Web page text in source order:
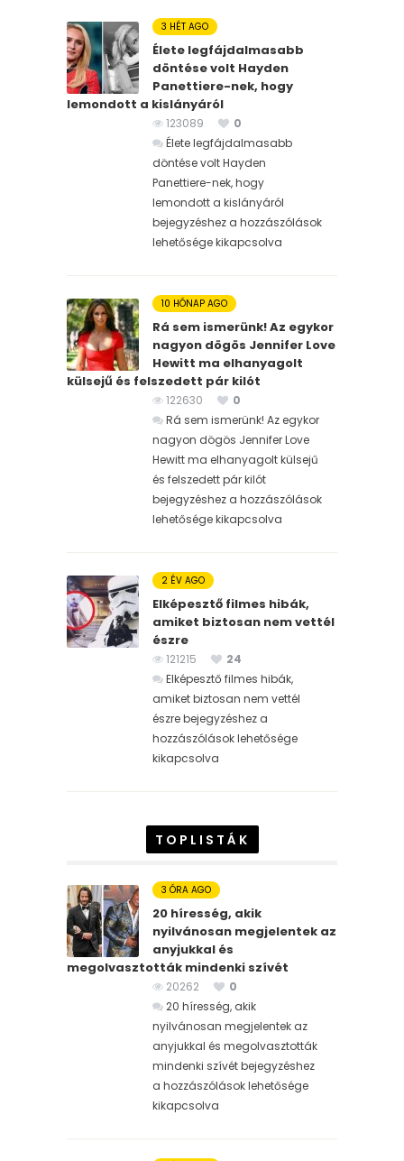
3 HÉT AGO
Élete legfájdalmasabb
döntése volt Hayden
Panettiere-nek, hogy
lemondott a kislányáról
123089
0
Élete legfájdalmasabb
döntése volt Hayden
Panettiere-nek, hogy
lemondott a kislányáról
bejegyzéshez a hozzászólások
lehetősége kikapcsolva
10 HÓNAP AGO
Rá sem ismerünk! Az egykor
nagyon dögös Jennifer Love
Hewitt ma elhanyagolt
külsejű és felszedett pár kilót
122630
0
Rá sem ismerünk! Az egykor
nagyon dögös Jennifer Love
Hewitt ma elhanyagolt külsejű
és felszedett pár kilót
bejegyzéshez a hozzászólások
lehetősége kikapcsolva
2 ÉV AGO
Elképesztő filmes hibák,
amiket biztosan nem vettél
észre
121215
24
Elképesztő filmes hibák,
amiket biztosan nem vettél
észre bejegyzéshez a
hozzászólások lehetősége
kikapcsolva
TOPLISTÁK
3 ÓRA AGO
20 híresség, akik
nyilvánosan megjelentek az
anyjukkal és
megolvasztották mindenki szívét
20262
0
20 híresség, akik
nyilvánosan megjelentek az
anyjukkal és megolvasztották
mindenki szívét bejegyzéshez
a hozzászólások lehetősége
kikapcsolva